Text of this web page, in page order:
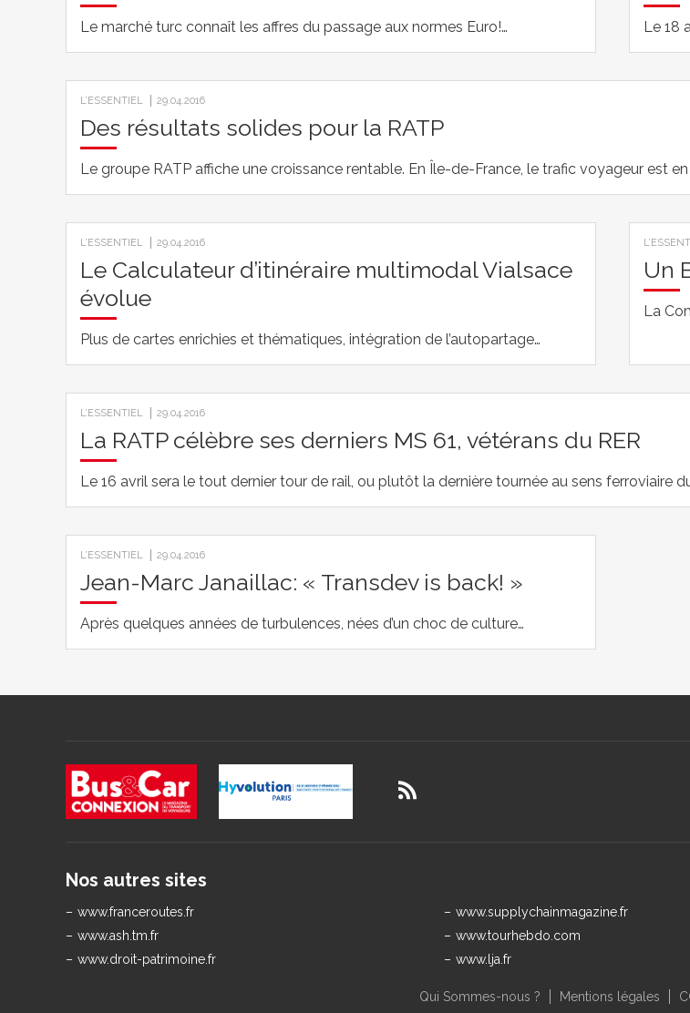
Le marché turc connaît les affres du passage aux normes Euro!… Le 18
L’ESSENTIEL 29.04.2016
Des résultats solides pour la RATP
Le groupe RATP affiche une croissance rentable. En Île-de-France, le trafic voyageur est
L’ESSENTIEL 29.04.2016
Le Calculateur d’itinéraire multimodal Vialsace
évolue
Plus de cartes enrichies et thématiques, intégration de l’autopartage…
Un
La
L’ESSENTIEL 29.04.2016
La RATP célèbre ses derniers MS 61, vétérans du RER
Le 16 avril sera le tout dernier tour de rail, ou plutôt la dernière tournée au sens ferroviaire
L’ESSENTIEL 29.04.2016
Jean-Marc Janaillac: « Transdev is back! »
Après quelques années de turbulences, nées d’un choc de culture…
Nos autres sites
www.franceroutes.fr
www.supplychainmagazine.fr
www.ash.tm.fr
www.tourhebdo.com
www.droit-patrimoine.fr
www.lja.fr
Qui Sommes-nous ? Mentions légales